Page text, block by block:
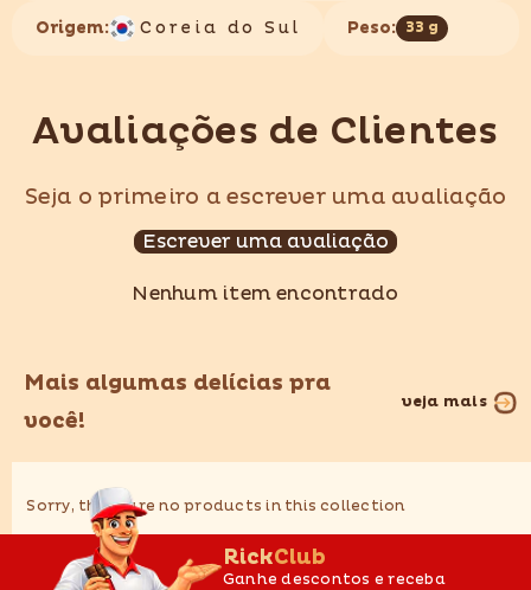
Origem: Coreia do Sul Peso: 33 g
Avaliações de Clientes
Seja o primeiro a escrever uma avaliação
Escrever uma avaliação
Nenhum item encontrado
Mais algumas delícias pra
você!
veja mais
Sorry, there are no products in this collection
RickClub
Ganhe descontos e receba